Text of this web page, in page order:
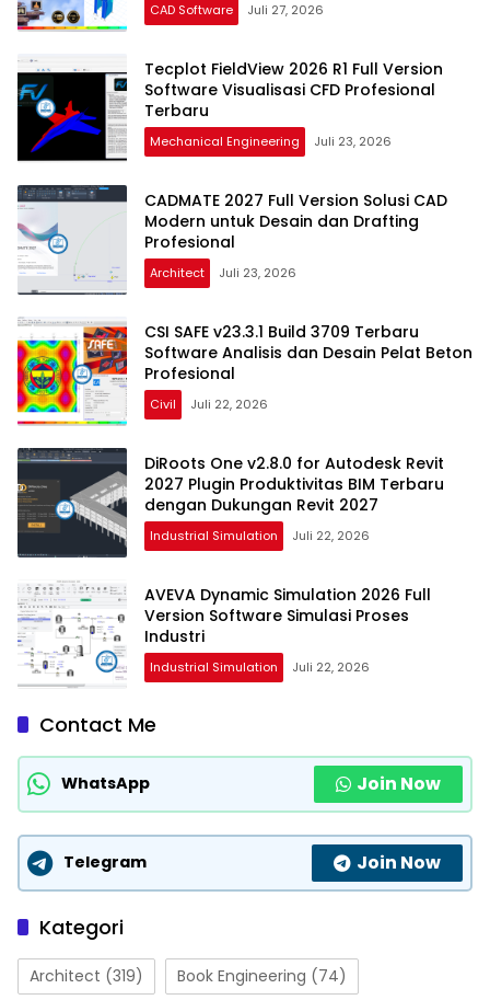
CAD Software Juli 27, 2026
Tecplot FieldView 2026 R1 Full Version
Software Visualisasi CFD Profesional
Terbaru
Mechanical Engineering Juli 23, 2026
CADMATE 2027 Full Version Solusi CAD
Modern untuk Desain dan Drafting
Profesional
Architect Juli 23, 2026
CSI SAFE v23.3.1 Build 3709 Terbaru
Software Analisis dan Desain Pelat Beton
Profesional
Civil Juli 22, 2026
DiRoots One v2.8.0 for Autodesk Revit
2027 Plugin Produktivitas BIM Terbaru
dengan Dukungan Revit 2027
Industrial Simulation Juli 22, 2026
AVEVA Dynamic Simulation 2026 Full
Version Software Simulasi Proses
Industri
Industrial Simulation Juli 22, 2026
Contact Me
WhatsApp Join Now
Telegram Join Now
Kategori
Architect (319) Book Engineering (74)